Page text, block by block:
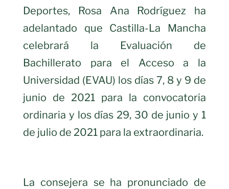
Deportes, Rosa Ana Rodríguez ha
adelantado que Castilla-La Mancha
celebrará la Evaluación de
Bachillerato para el Acceso a la
Universidad (EVAU) los días 7, 8 y 9 de
junio de 2021 para la convocatoria
ordinaria y los días 29, 30 de junio y 1
de julio de 2021 para la extraordinaria.
La consejera se ha pronunciado de